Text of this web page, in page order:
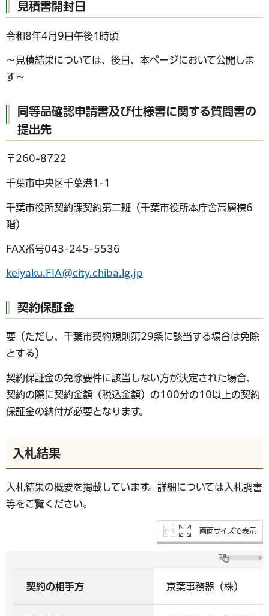
見積書開封日
令和8年4月9日午後1時頃
～見積結果については、後日、本ページにおいて公開しま
す～
同等品確認申請書及び仕様書に関する質問書の
提出先
〒260-8722
千葉市中央区千葉港1-1
千葉市役所契約課契約第二班（千葉市役所本庁舎高層棟6
階）
FAX番号043-245-5536
keiyaku.FIA@city.chiba.lg.jp
契約保証金
要（ただし、千葉市契約規則第29条に該当する場合は免除
とする）
契約保証金の免除要件に該当しない方が決定された場合、
契約の際に契約金額（税込金額）の100分の10以上の契約
保証金の納付が必要となります。
入札結果
入札結果の概要を掲載しています。詳細については入札調書
等をご覧ください。
画面サイズで表示
契約の相手方 京葉事務器（株）